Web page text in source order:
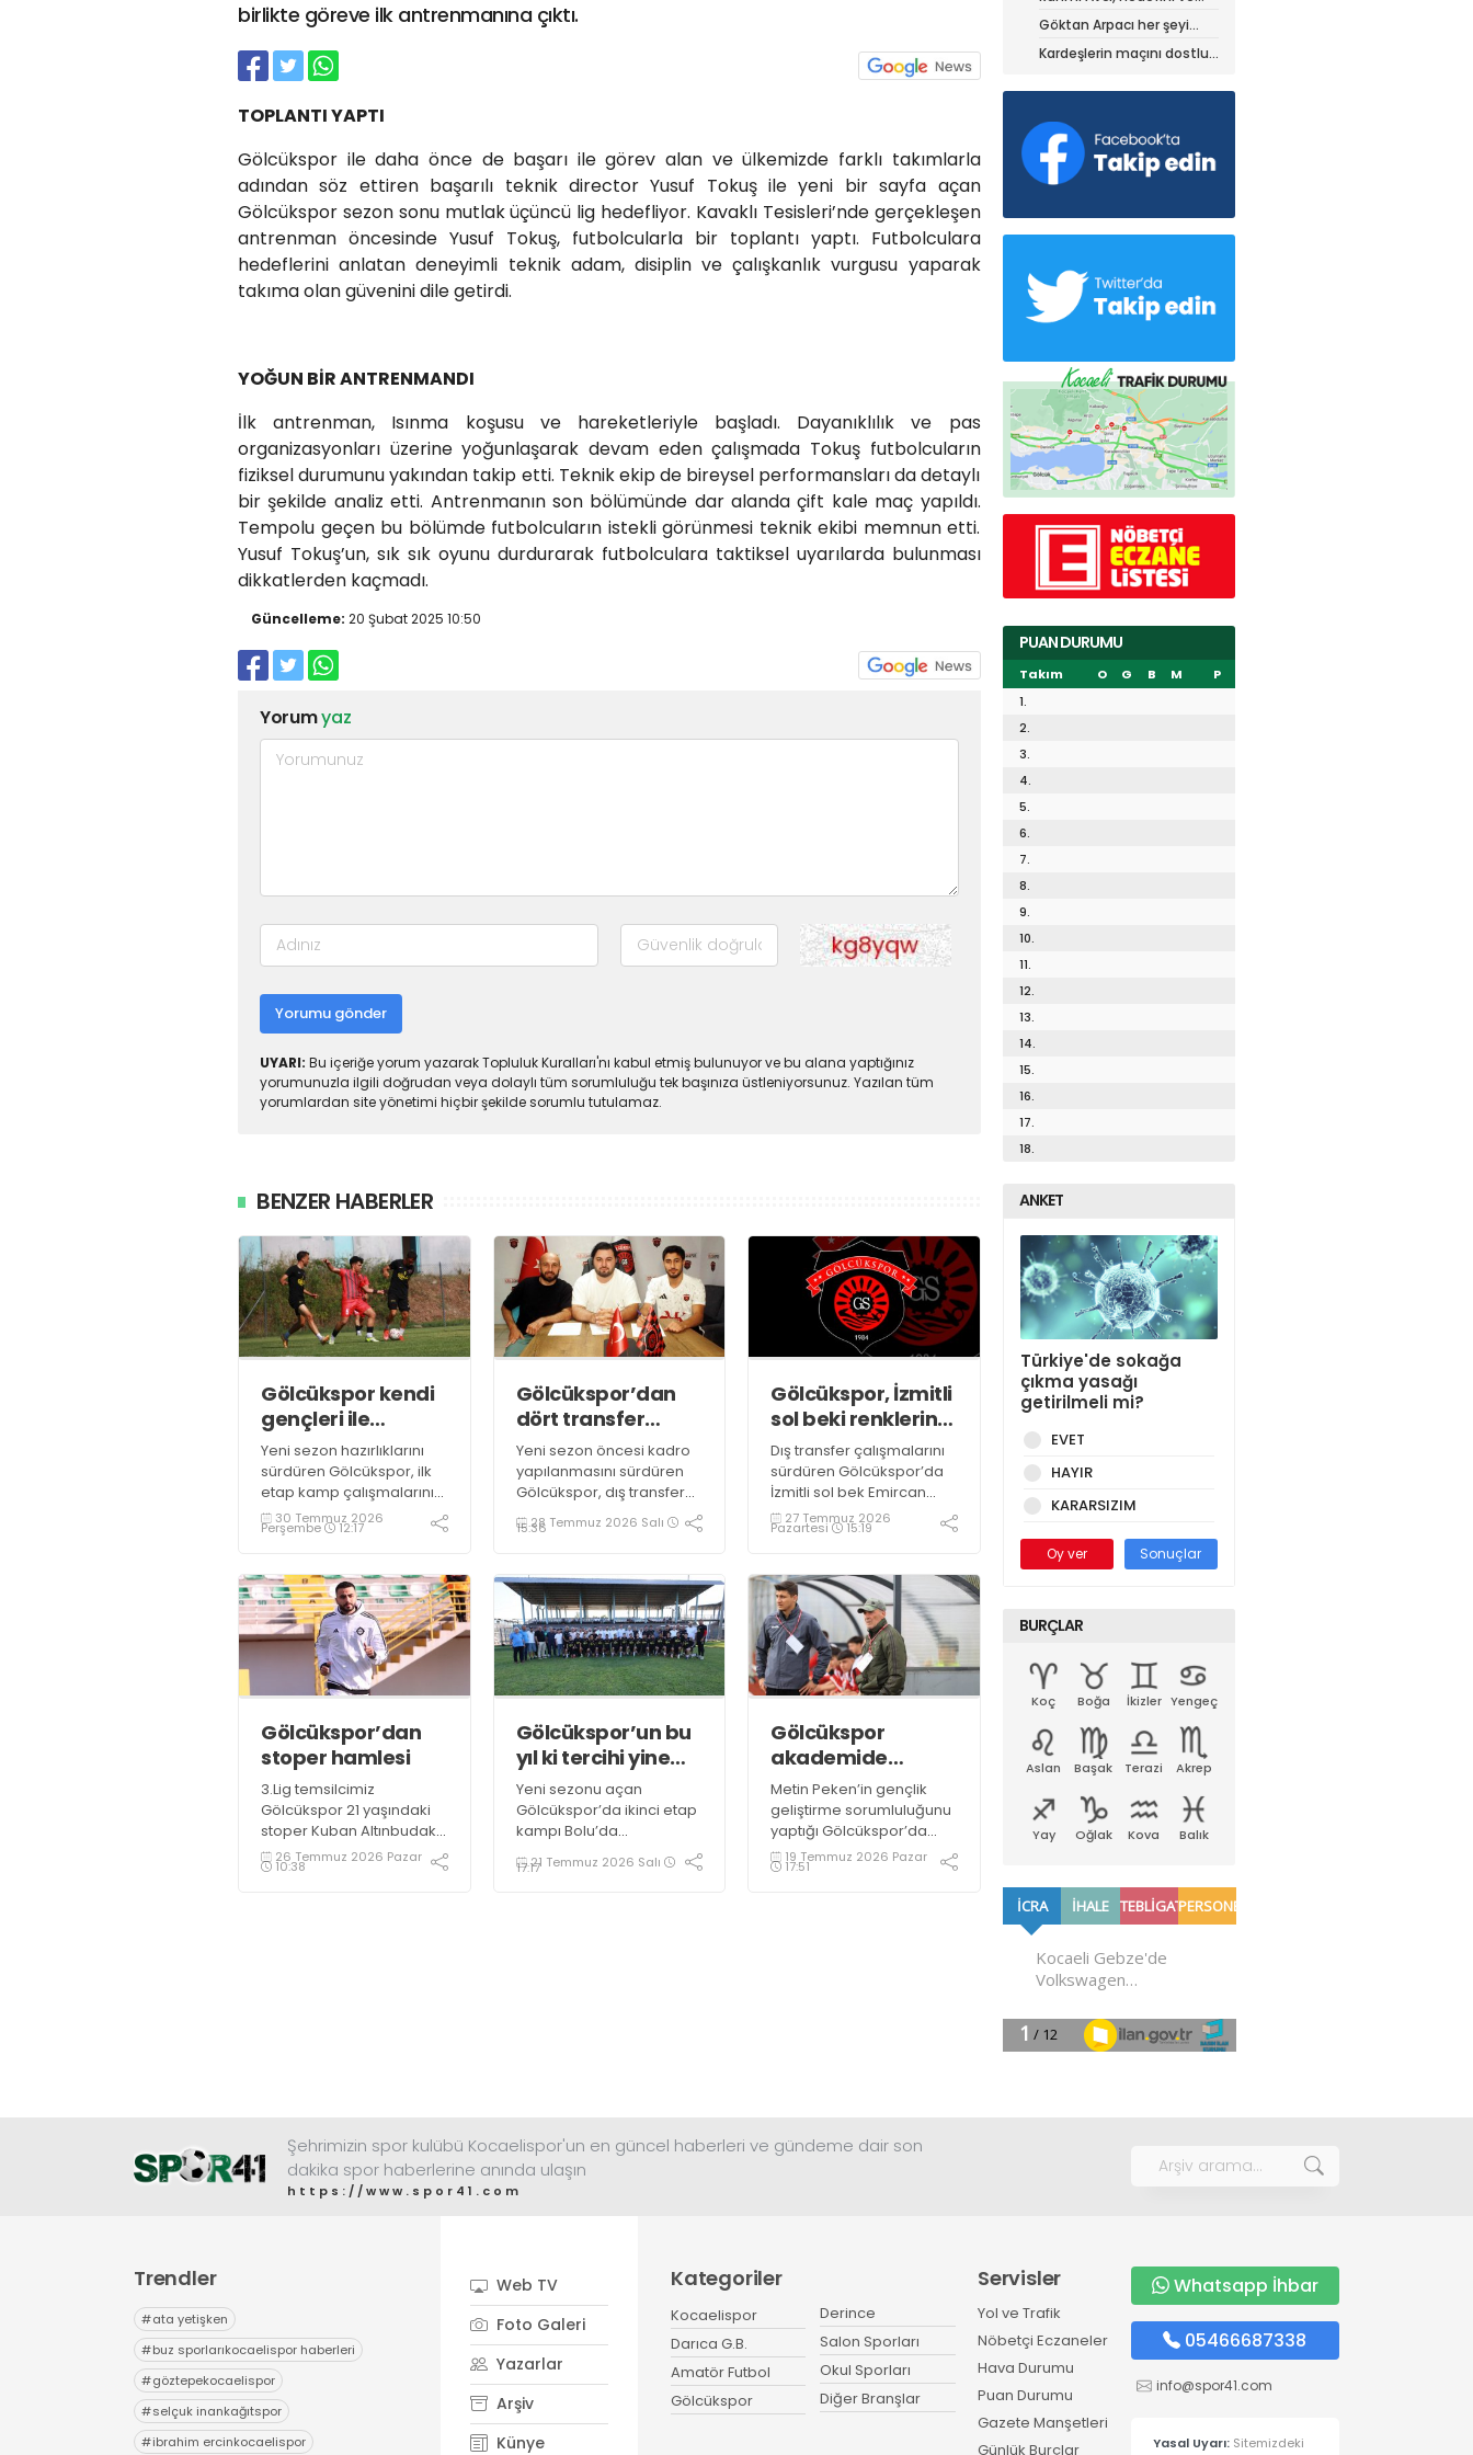
birlikte göreve ilk antrenmanına çıktı.
TOPLANTI YAPTI
Gölcükspor ile daha önce de başarı ile görev alan ve ülkemizde farklı takımlarla
adından söz ettiren başarılı teknik director Yusuf Tokuş ile yeni bir sayfa açan
Gölcükspor sezon sonu mutlak üçüncü lig hedefliyor. Kavaklı Tesisleri’nde gerçekleşen
antrenman öncesinde Yusuf Tokuş, futbolcularla bir toplantı yaptı. Futbolculara
hedeflerini anlatan deneyimli teknik adam, disiplin ve çalışkanlık vurgusu yaparak
takıma olan güvenini dile getirdi.
YOĞUN BİR ANTRENMANDI
İlk antrenman, Isınma koşusu ve hareketleriyle başladı. Dayanıklılık ve pas
organizasyonları üzerine yoğunlaşarak devam eden çalışmada Tokuş futbolcuların
fiziksel durumunu yakından takip etti. Teknik ekip de bireysel performansları da detaylı
bir şekilde analiz etti. Antrenmanın son bölümünde dar alanda çift kale maç yapıldı.
Tempolu geçen bu bölümde futbolcuların istekli görünmesi teknik ekibi memnun etti.
Yusuf Tokuş’un, sık sık oyunu durdurarak futbolculara taktiksel uyarılarda bulunması
dikkatlerden kaçmadı.
Güncelleme: 20 Şubat 2025 10:50
Yorumyaz
Yorumu gönder
UYARI: Bu içeriğe yorum yazarak Topluluk Kuralları'nı kabul etmiş bulunuyor ve bu alana yaptığınız
yorumunuzla ilgili doğrudan veya dolaylı tüm sorumluluğu tek başınıza üstleniyorsunuz. Yazılan tüm
yorumlardan site yönetimi hiçbir şekilde sorumlu tutulamaz.
BENZER HABERLER
Gölcükspor kendi
gençleri ile
antrenman yaptı
Yeni sezon hazırlıklarını
sürdüren Gölcükspor, ilk
etap kamp çalışmalarını
tamamladı. Kırmızı siyahlı
ekip, yoğun tempoda
sürecini geride bıraktı.
30 Temmuz 2026
Perşembe 12:17
Gölcükspor’dan
dört transfer
birden
Yeni sezon öncesi kadro
yapılanmasını sürdüren
Gölcükspor, dış transfer
çalışmalarında dört
önemli ismi renklerine
28 Temmuz 2026 Salı
15:36
Gölcükspor, İzmitli
sol beki renklerine
bağladı
Dış transfer çalışmalarını
sürdüren Gölcükspor’da
İzmitli sol bek Emircan
Yusuf ile anlaşma
sağlandı.
27 Temmuz 2026
Pazartesi 15:19
Gölcükspor’dan
stoper hamlesi
3.Lig temsilcimiz
Gölcükspor 21 yaşındaki
stoper Kuban Altınbudak
ile anlaşma sağladı.
26 Temmuz 2026 Pazar
10:38
Gölcükspor’un bu
yıl ki tercihi yine
Bolu olacak!
Yeni sezonu açan
Gölcükspor’da ikinci etap
kampı Bolu’da
gerçekleşecek.
21 Temmuz 2026 Salı
17:17
Gölcükspor
akademide
hocalar tamam!
Metin Peken’in gençlik
geliştirme sorumluluğunu
yaptığı Gölcükspor’da
akademi takımlarında
antrenör kadrosu belli
19 Temmuz 2026 Pazar
17:51
stratejisini paylaştı
Göktan Arpacı her şeyi
yaptı, ama?
Kardeşlerin maçını dostluk
PUAN DURUMU
Takım O G B M
P
1.
2.
3.
4.
5.
6.
7.
8.
9.
10.
11.
12.
13.
14.
15.
16.
17.
18.
ANKET
Türkiye'de sokağa
çıkma yasağı
getirilmeli mi?
EVET
HAYIR
KARARSIZIM
Oy ver Sonuçlar
BURÇLAR
Koç Boğa İkizler Yengeç
Aslan Başak Terazi Akrep
Yay Oğlak Kova Balık
Şehrimizin spor kulübü Kocaelispor'un en güncel haberleri ve gündeme dair son
dakika spor haberlerine anında ulaşın
https://www.spor41.com
Trendler
#ata yetişken
#buz sporlarıkocaelispor haberleri
#göztepekocaelispor
#selçuk inankağıtspor
#ibrahim ercinkocaelispor
Web TV
Foto Galeri
Yazarlar
Arşiv
Künye
Kategoriler
Kocaelispor
Darıca G.B.
Amatör Futbol
Gölcükspor
Derince
Salon Sporları
Okul Sporları
Diğer Branşlar
Servisler
Yol ve Trafik
Nöbetçi Eczaneler
Hava Durumu
Puan Durumu
Gazete Manşetleri
Günlük Burçlar
Whatsapp İhbar
05466687338
info@spor41.com
Yasal Uyarı: Sitemizdeki